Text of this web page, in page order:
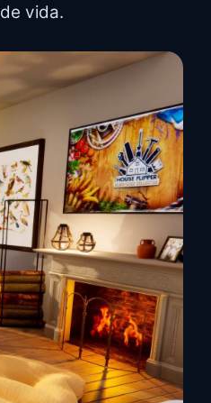
vida.